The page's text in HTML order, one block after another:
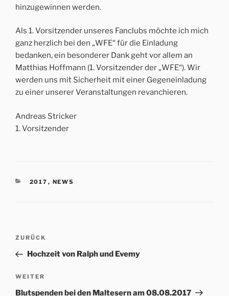
hinzugewinnen werden.
Als 1. Vorsitzender unseres Fanclubs möchte ich mich
ganz herzlich bei den „WFE“ für die Einladung
bedanken, ein besonderer Dank geht vor allem an
Matthias Hoffmann (1. Vorsitzender der „WFE“). Wir
werden uns mit Sicherheit mit einer Gegeneinladung
zu einer unserer Veranstaltungen revanchieren.
Andreas Stricker
1. Vorsitzender
KATEGORIEN
2017 , NEWS
Beitrags-
Vorheriger
Beitrag
ZURÜCK
Hochzeit von Ralph und Evemy
Nächster
Beitrag
WEITER
Blutspenden bei den Maltesern am 08.08.2017